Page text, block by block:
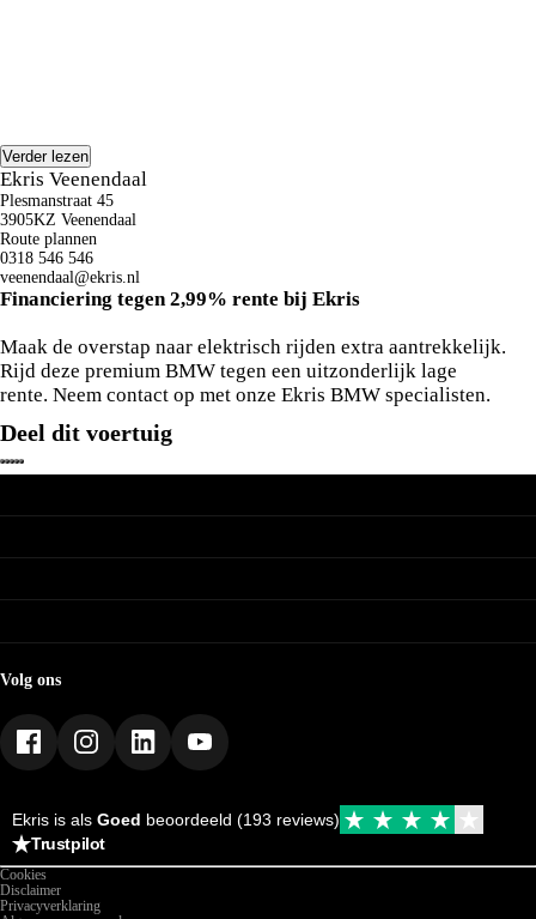
Verder lezen
Ekris Veenendaal
Plesmanstraat 45
3905KZ Veenendaal
Route plannen
0318 546 546
veenendaal@ekris.nl
Financiering tegen 2,99% rente bij Ekris
Maak de overstap naar elektrisch rijden extra aantrekkelijk.
Rijd deze premium BMW tegen een uitzonderlijk lage
rente. Neem contact op met onze Ekris BMW specialisten.
Deel dit voertuig
Leasen & Financieren
Webshop
Mijn Ekris
Duurzaamheid
Volg ons
Ekris is als Goed beoordeeld (193 reviews)
Trustpilot
Cookies
Disclaimer
Privacyverklaring